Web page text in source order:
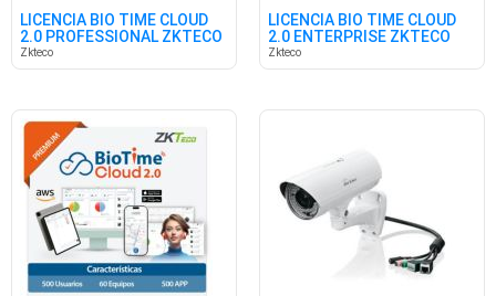
LICENCIA BIO TIME CLOUD
2.0 PROFESSIONAL ZKTECO
Zkteco
LICENCIA BIO TIME CLOUD
2.0 ENTERPRISE ZKTECO
Zkteco